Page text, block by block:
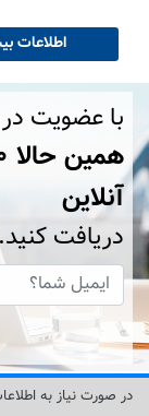
اطلاعات
با عضویت در
آنلاین
دریافت
در صورت نیاز به